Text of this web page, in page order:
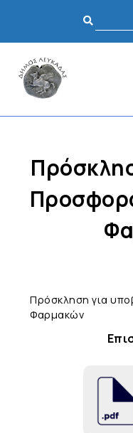
Πρόσκληση για
Φαρμακών